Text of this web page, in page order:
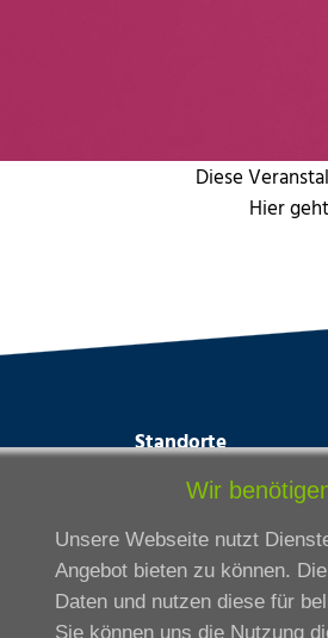
Diese
Hier
Standorte
Darmstadt
Fulda
Gießen
Kassel
Wir
Unsere Webseite nutzt
Angebot bieten zu können.
Daten und nutzen diese für
Sie können uns die Nutzung